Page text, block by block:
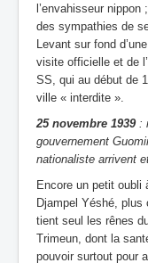
l’envahisseur
des sympathies de
Levant sur fond
visite officielle et de
SS, qui au début de
ville « interdite ».
25 novembre 1939 :
gouvernement
nationaliste arrivent
Encore un petit oubli
Djampel Yéshé, plus
tient seul les rênes
Trimeun, dont la
pouvoir surtout pour